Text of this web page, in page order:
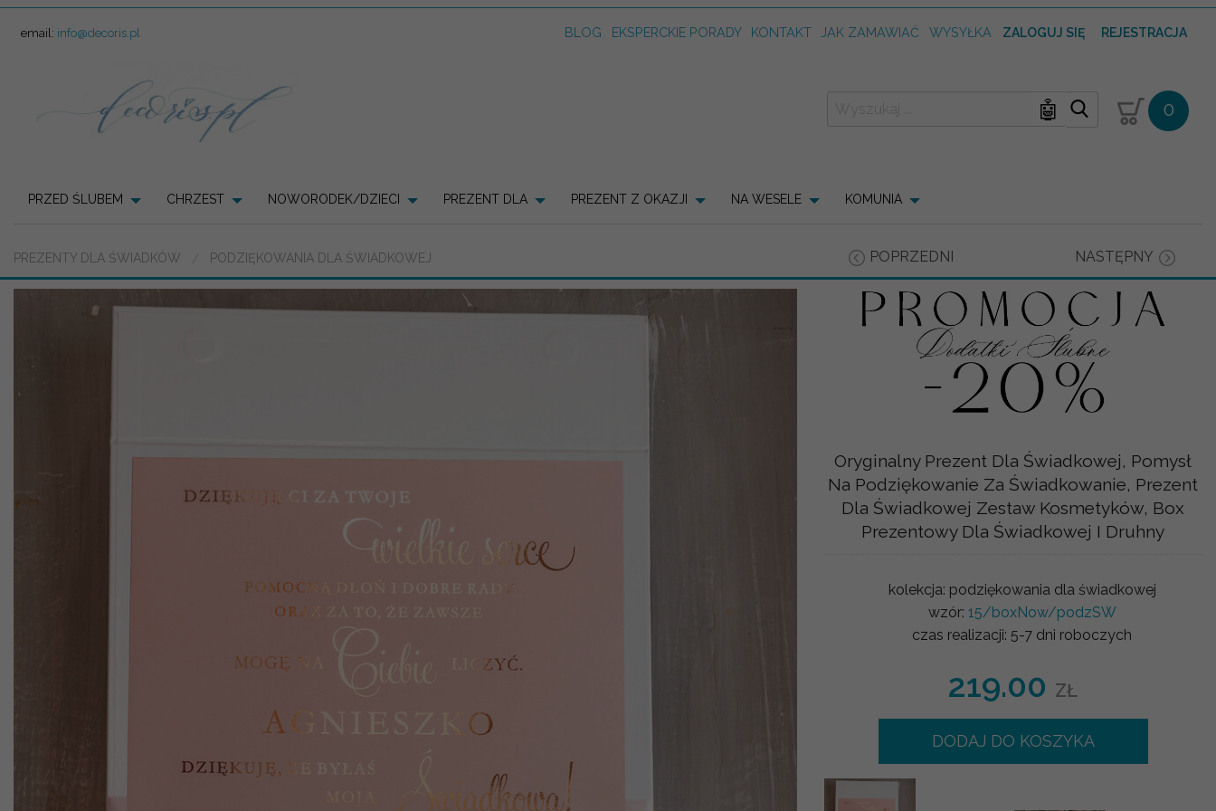
email: info@decoris.pl BLOG EKSPERCKIE PORADY KONTAKT JAK ZAMAWIAĆ WYSYŁKA ZALOGUJ SIĘ REJESTRACJA
🤖 0
PRZED ŚLUBEM CHRZEST NOWORODEK/DZIECI PREZENT DLA PREZENT Z OKAZJI NA WESELE KOMUNIA
PREZENTY DLA ŚWIADKÓW PODZIĘKOWANIA DLA ŚWIADKOWEJ POPRZEDNI NASTĘPNY
Oryginalny Prezent Dla Świadkowej, Pomysł
Na Podziękowanie Za Świadkowanie, Prezent
Dla Świadkowej Zestaw Kosmetyków, Box
Prezentowy Dla Świadkowej I Druhny
kolekcja: podziękowania dla świadkowej
wzór: 15/boxNow/podzSW
czas realizacji: 5-7 dni roboczych
219.00 ZŁ
DODAJ DO KOSZYKA